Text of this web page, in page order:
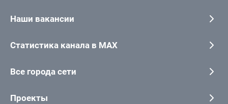
Наши вакансии
Статистика канала в MAX
Все города сети
Проекты